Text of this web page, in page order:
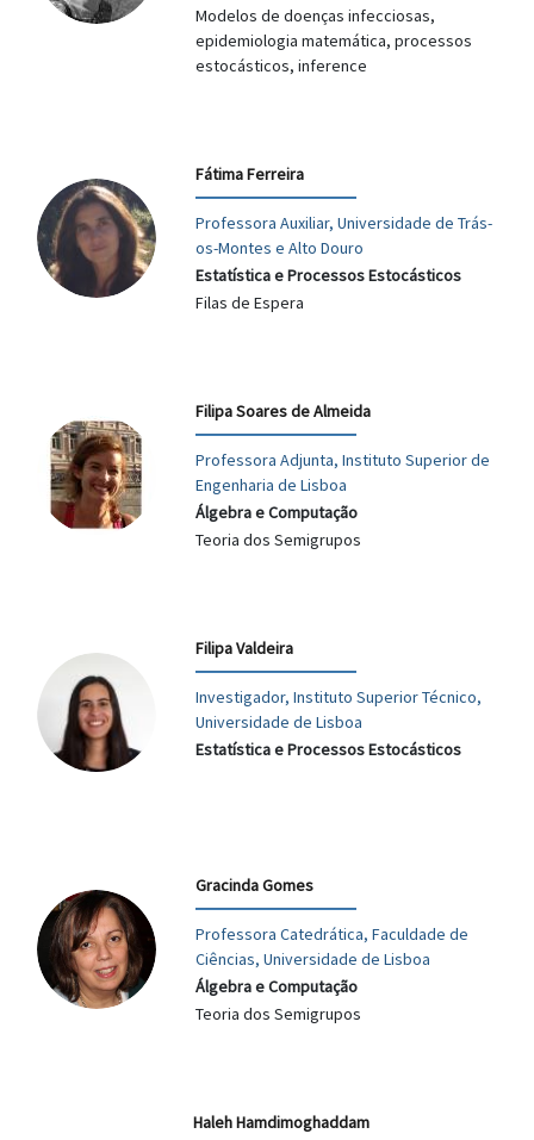
Modelos de doenças infecciosas,
epidemiologia matemática, processos
estocásticos, inference
Fátima Ferreira
Professora Auxiliar, Universidade de Trás-
os-Montes e Alto Douro
Estatística e Processos Estocásticos
Filas de Espera
Filipa Soares de Almeida
Professora Adjunta, Instituto Superior de
Engenharia de Lisboa
Álgebra e Computação
Teoria dos Semigrupos
Filipa Valdeira
Investigador, Instituto Superior Técnico,
Universidade de Lisboa
Estatística e Processos Estocásticos
Gracinda Gomes
Professora Catedrática, Faculdade de
Ciências, Universidade de Lisboa
Álgebra e Computação
Teoria dos Semigrupos
Haleh Hamdimoghaddam